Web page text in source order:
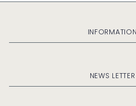
INFORMATION
NEWS LETTER